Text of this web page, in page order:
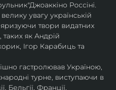
Россіні.
увагу українській
твори видатних
таких як Андрій
Ігор Карабиць та
гастролював Україною,
турне, виступаючи в
Бельгії, Франції,